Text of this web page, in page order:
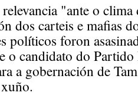
"ante o
dos carteis e mafias
políticos foron
o candidato do
a gobernación de